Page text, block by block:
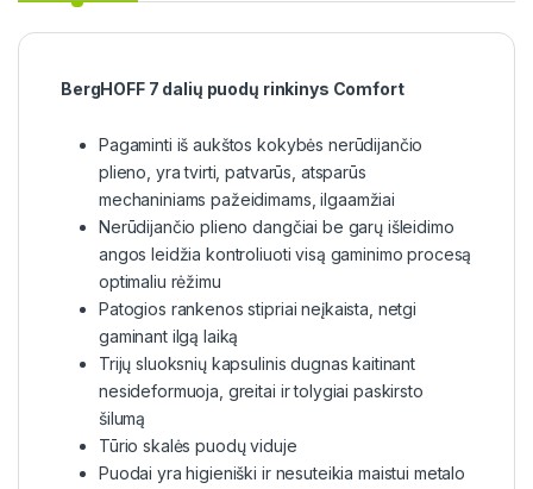
BergHOFF 7 dalių puodų rinkinys Comfort
Pagaminti iš aukštos kokybės nerūdijančio
plieno, yra tvirti, patvarūs, atsparūs
mechaniniams pažeidimams, ilgaamžiai
Nerūdijančio plieno dangčiai be garų išleidimo
angos leidžia kontroliuoti visą gaminimo procesą
optimaliu rėžimu
Patogios rankenos stipriai neįkaista, netgi
gaminant ilgą laiką
Trijų sluoksnių kapsulinis dugnas kaitinant
nesideformuoja, greitai ir tolygiai paskirsto
šilumą
Tūrio skalės puodų viduje
Puodai yra higieniški ir nesuteikia maistui metalo